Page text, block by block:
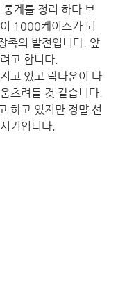
계를 정리 하다 보
1000케이스가 되
족의 발전입니다. 앞
고 합니다.
고 있고 락다운이 다
츠려들 것 같습니다.
하고 있지만 정말 선
기입니다.